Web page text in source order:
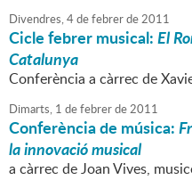
Divendres,4defebrerde2011
Cicle febrer musical:El
Catalunya
Conferència a càrrec de
Dimarts, 1 defebrerde2011
Conferència de música:
la innovació musical
a càrrec de Joan Vives,